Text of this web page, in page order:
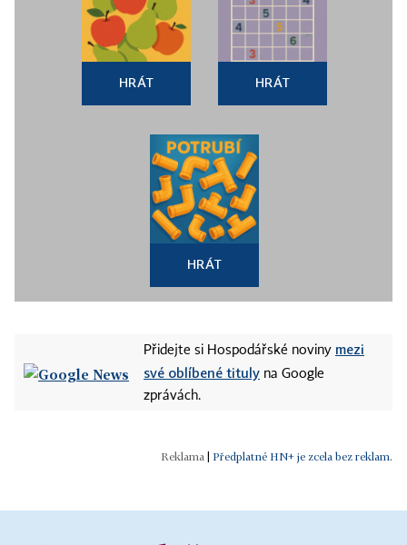
HRÁT HRÁT
HRÁT
Přidejte si Hospodářské noviny mezi
své oblíbené tituly na Google
zprávách.
Předplatné HN+ je zcela bez reklam.